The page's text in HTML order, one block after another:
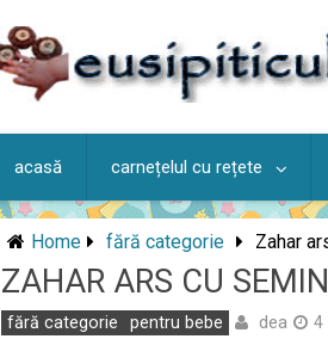
acasă carnețelul cu rețete
Home fără categorie Zahar
ZAHAR ARS CU
fără categorie pentru bebe dea 4